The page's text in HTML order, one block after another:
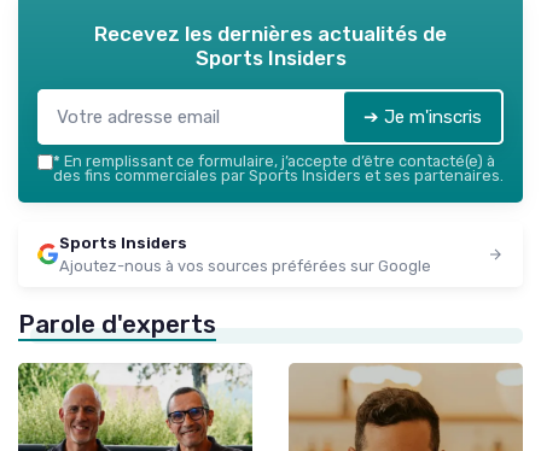
Recevez les dernières actualités de
Sports Insiders
➔ Je m'inscris
* En remplissant ce formulaire, j’accepte d’être contacté(e) à
des fins commerciales par Sports Insiders et ses partenaires.
Sports Insiders
Ajoutez-nous à vos sources préférées sur Google
Parole d'experts